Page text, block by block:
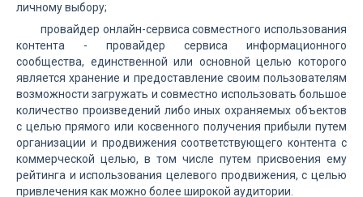
личному выбору;
провайдер онлайн-сервиса совместного использования
контента - провайдер сервиса информационного
сообщества, единственной или основной целью которого
является хранение и предоставление своим пользователям
возможности загружать и совместно использовать большое
количество произведений либо иных охраняемых объектов
с целью прямого или косвенного получения прибыли путем
организации и продвижения соответствующего контента с
коммерческой целью, в том числе путем присвоения ему
рейтинга и использования целевого продвижения, с целью
привлечения как можно более широкой аудитории.